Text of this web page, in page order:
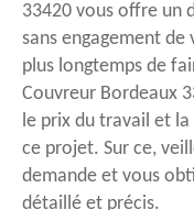
33420 vous offre un
sans engagement de
plus longtemps de
Couvreur Bordeaux
le prix du travail et
ce projet. Sur ce,
demande et vous
détaillé et précis.